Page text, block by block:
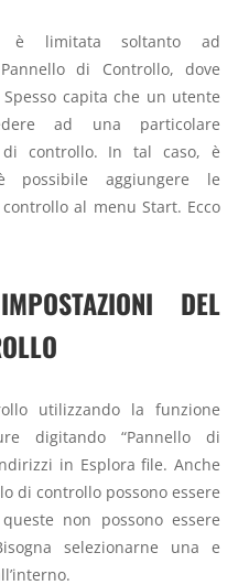
è limitata soltanto ad
di Controllo, dove
capita che un utente
ad una particolare
di controllo. In tal caso, è
possibile aggiungere le
al menu Start. Ecco
DEL
utilizzando la funzione
digitando “Pannello di
in Esplora file. Anche
di controllo possono essere
non possono essere
selezionarne una e